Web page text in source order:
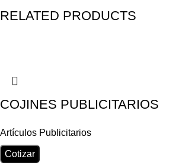
RELATED PRODUCTS
COJINES PUBLICITARIOS
Artículos Publicitarios
Cotizar